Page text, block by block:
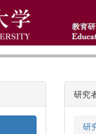
研究
研